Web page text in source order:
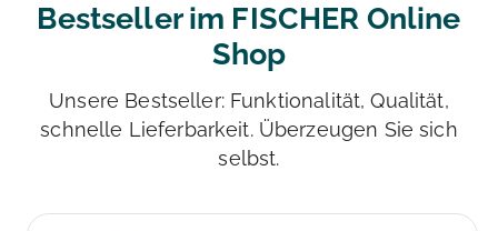
Bestseller im FISCHER Online
Shop
Unsere Bestseller: Funktionalität, Qualität,
schnelle Lieferbarkeit. Überzeugen Sie sich
selbst.